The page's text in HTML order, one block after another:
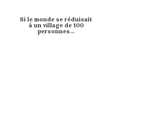
Si le monde se réduisait
à un village de 100
personnes…